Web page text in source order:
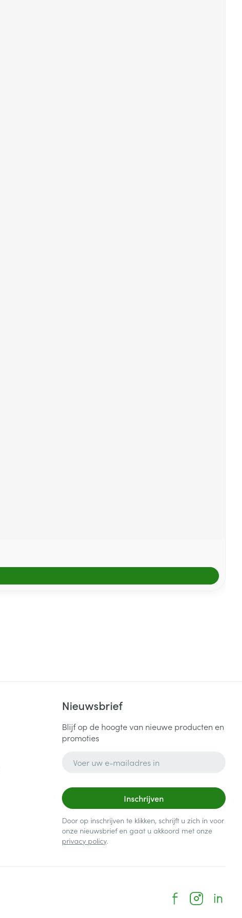
Nieuwsbrief
Blijf op de hoogte van nieuwe producten en
promoties
Inschrijven
Door op inschrijven te klikken, schrijft u zich in voor
onze nieuwsbrief en gaat u akkoord met onze
privacy policy.